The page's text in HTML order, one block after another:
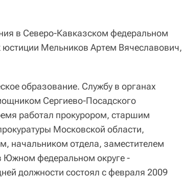
в Северо-Кавказском федеральном
юстиции Мельников Артем Вячеславович,
образование. Службу в органах
Сергиево-Посадского
работал прокурором, старшим
Московской области,
начальником отдела, заместителем
Южном федеральном округе -
должности состоял с февраля 2009